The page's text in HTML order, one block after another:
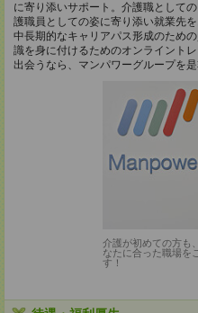
に寄り添いサポート。介護職として
護職員としての姿に寄り添い就業先を
中長期的なキャリアパス形成のため
識を身に付けるためのオンライント
出会うなら、マンパワーグループを
介護が初めての方も
なたに合った職場を
す！